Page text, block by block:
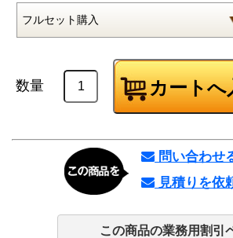
数量
問い合わせ
見積りを依
この商品の業務用割引